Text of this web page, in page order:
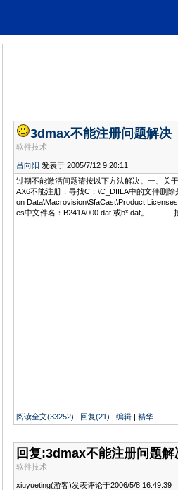
3dmax不能注册问题解决
软件技术
吕向阳 发表于 2005/7/12 9:20:11
过期不能激活问题请按以下方法解决。一、关
AX6不能注册，寻找C：\C_DIILA中的文件
on Data\Macrovision\SfaCast\Product
es中文件名：B241A000.dat 或b*.dat。 把
阅读全文(33252) | 回复(21) | 编辑 | 精华
回复:3dmax不能注册问题解
软件技术
xiuyueting(游客)发表评论于2006/5/8 16:49:39